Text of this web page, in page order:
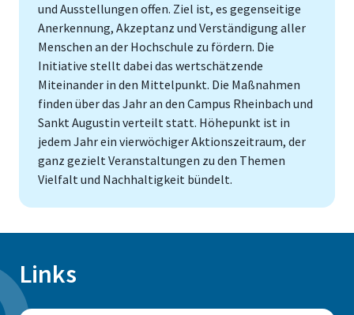
und Ausstellungen offen. Ziel ist, es gegenseitige
Anerkennung, Akzeptanz und Verständigung aller
Menschen an der Hochschule zu fördern. Die
Initiative stellt dabei das wertschätzende
Miteinander in den Mittelpunkt. Die Maßnahmen
finden über das Jahr an den Campus Rheinbach und
Sankt Augustin verteilt statt. Höhepunkt ist in
jedem Jahr ein vierwöchiger Aktionszeitraum, der
ganz gezielt Veranstaltungen zu den Themen
Vielfalt und Nachhaltigkeit bündelt.
Links